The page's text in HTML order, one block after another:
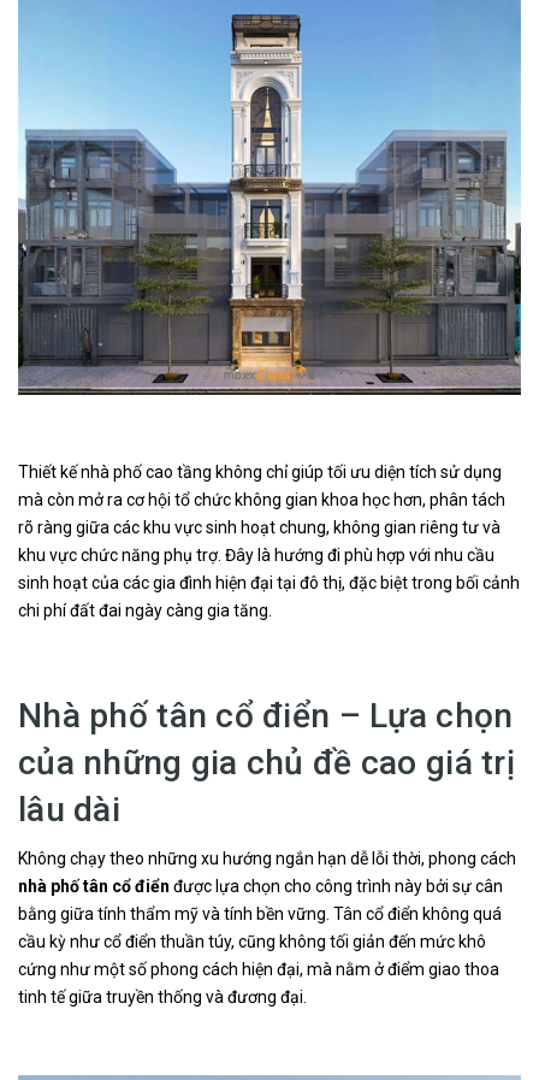
Thiết kế nhà phố cao tầng không chỉ giúp tối ưu diện tích sử dụng
mà còn mở ra cơ hội tổ chức không gian khoa học hơn, phân tách
rõ ràng giữa các khu vực sinh hoạt chung, không gian riêng tư và
khu vực chức năng phụ trợ. Đây là hướng đi phù hợp với nhu cầu
sinh hoạt của các gia đình hiện đại tại đô thị, đặc biệt trong bối cảnh
chi phí đất đai ngày càng gia tăng.
Nhà phố tân cổ điển – Lựa chọn
của những gia chủ đề cao giá trị
lâu dài
Không chạy theo những xu hướng ngắn hạn dễ lỗi thời, phong cách
nhà phố tân cổ điển được lựa chọn cho công trình này bởi sự cân
bằng giữa tính thẩm mỹ và tính bền vững. Tân cổ điển không quá
cầu kỳ như cổ điển thuần túy, cũng không tối giản đến mức khô
cứng như một số phong cách hiện đại, mà nằm ở điểm giao thoa
tinh tế giữa truyền thống và đương đại.